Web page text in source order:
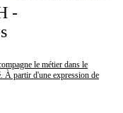
-
le métier dans le
À partir d'une expression de